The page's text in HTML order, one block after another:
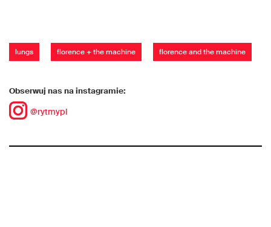
lungs florence + the machine florence and the machine
Obserwuj nas na instagramie:
@rytmypl